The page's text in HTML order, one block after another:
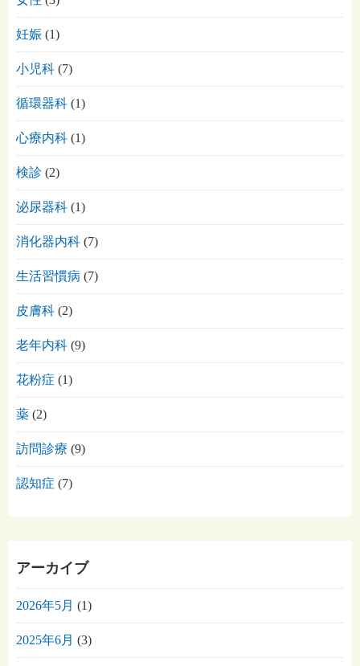
妊娠 (1)
小児科 (7)
循環器科 (1)
心療内科 (1)
検診 (2)
泌尿器科 (1)
消化器内科 (7)
生活習慣病 (7)
皮膚科 (2)
老年内科 (9)
花粉症 (1)
薬 (2)
訪問診療 (9)
認知症 (7)
アーカイブ
2026年5月 (1)
2025年6月 (3)